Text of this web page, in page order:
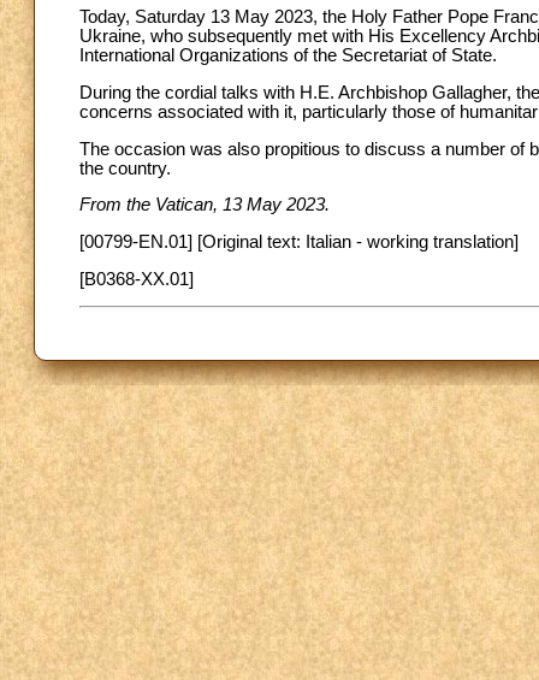
Today, Saturday 13 May 2023, the Holy Father Pope
Ukraine, who subsequently met with His Excellency
International Organizations of the Secretariat of State.
During the cordial talks with H.E. Archbishop Gallagher,
concerns associated with it, particularly those of
The occasion was also propitious to discuss a number of
the country.
From the Vatican, 13 May 2023.
[00799-EN.01] [Original text: Italian - working translation]
[B0368-XX.01]